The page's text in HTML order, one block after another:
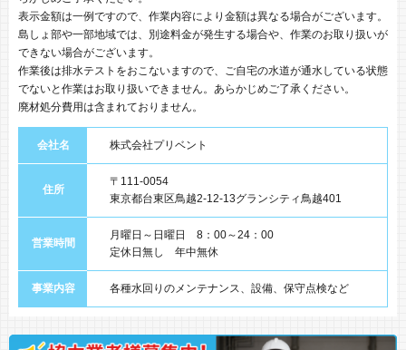
表示金額は一例ですので、作業内容により金額は異なる場合がございます。
島しょ部や一部地域では、別途料金が発生する場合や、作業のお取り扱いが
できない場合がございます。
作業後は排水テストをおこないますので、ご自宅の水道が通水している状態
でないと作業はお取り扱いできません。あらかじめご了承ください。
廃材処分費用は含まれておりません。
会社名 株式会社プリベント
住所
〒111-0054
東京都台東区鳥越2-12-13グランシティ鳥越401
営業時間
月曜日～日曜日 8：00～24：00
定休日無し 年中無休
事業内容 各種水回りのメンテナンス、設備、保守点検など